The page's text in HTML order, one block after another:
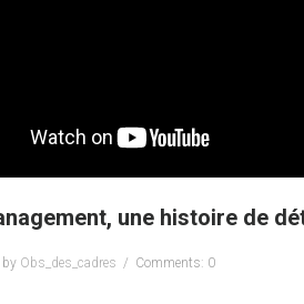
une histoire de
by Obs_des_cadres Comments: 0